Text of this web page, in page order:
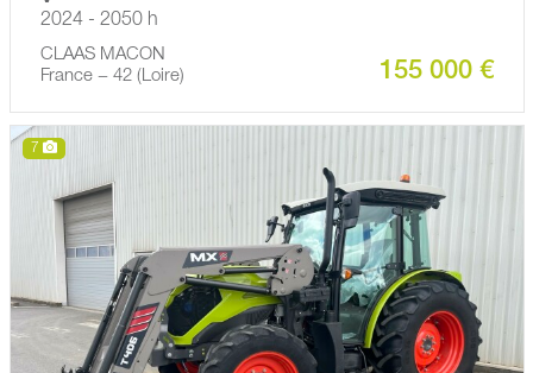
2024 - 2050 h
CLAAS MACON
France − 42 (Loire)
155 000 €
7